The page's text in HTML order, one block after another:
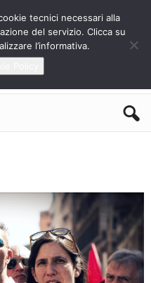
tecnici necessari alla
del servizio. Clicca su
l’informativa.